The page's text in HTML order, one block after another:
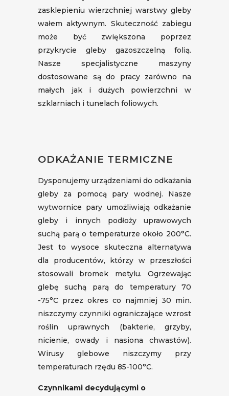
zasklepieniu wierzchniej warstwy gleby
wałem aktywnym. Skuteczność zabiegu
może być zwiększona poprzez
przykrycie gleby gazoszczelną folią.
Nasze specjalistyczne maszyny
dostosowane są do pracy zarówno na
małych jak i dużych powierzchni w
szklarniach i tunelach foliowych.
ODKAŻANIE TERMICZNE
Dysponujemy urządzeniami do odkażania
gleby za pomocą pary wodnej. Nasze
wytwornice pary umożliwiają odkażanie
gleby i innych podłoży uprawowych
suchą parą o temperaturze około 200°C.
Jest to wysoce skuteczna alternatywa
dla producentów, którzy w przeszłości
stosowali bromek metylu. Ogrzewając
glebę suchą parą do temperatury 70
-75°C przez okres co najmniej 30 min.
niszczymy czynniki ograniczające wzrost
roślin uprawnych (bakterie, grzyby,
nicienie, owady i nasiona chwastów).
Wirusy glebowe niszczymy przy
temperaturach rzędu 85-100°C.
Czynnikami decydującymi o